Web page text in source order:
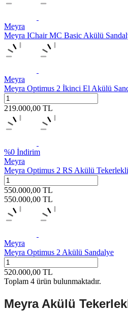
Meyra
Meyra IChair MC Basic Akülü
Meyra
Meyra Optimus 2 İkinci El Akülü
219.000,00 TL
%0 İndirim
Meyra
Meyra Optimus 2 RS Akülü
550.000,00 TL
550.000,00 TL
Meyra
Meyra Optimus 2 Akülü Sandalye
520.000,00 TL
Toplam 4 ürün bulunmaktadır.
Meyra Akülü